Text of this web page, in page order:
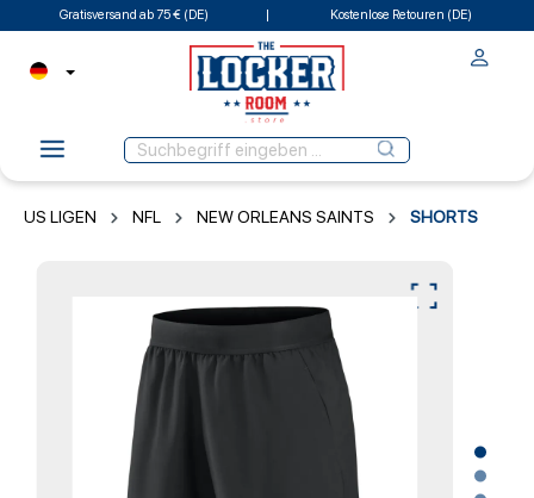
Gratisversand ab 75 € (DE) Kostenlose Retouren (DE)
US LIGEN NFL NEW ORLEANS SAINTS SHORTS